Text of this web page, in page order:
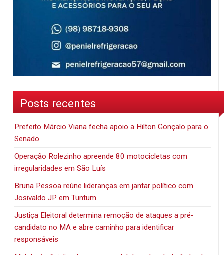
Posts recentes
Prefeito Márcio Viana fecha apoio a Hilton Gonçalo para o
Senado
Operação Rolezinho apreende 80 motocicletas com
irregularidades em São Luís
Bruna Pessoa reúne lideranças em jantar político com
Josivaldo JP em Tuntum
Justiça Eleitoral determina remoção de ataques a pré-
candidato no MA e abre caminho para identificar
responsáveis